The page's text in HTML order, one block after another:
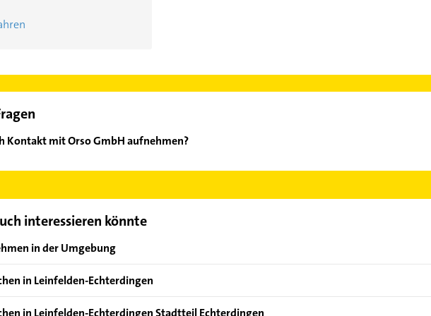
Kontakt mit Orso GmbH aufnehmen?
interessieren könnte
in der Umgebung
in Leinfelden-Echterdingen
in Leinfelden-Echterdingen Stadtteil Echterdingen